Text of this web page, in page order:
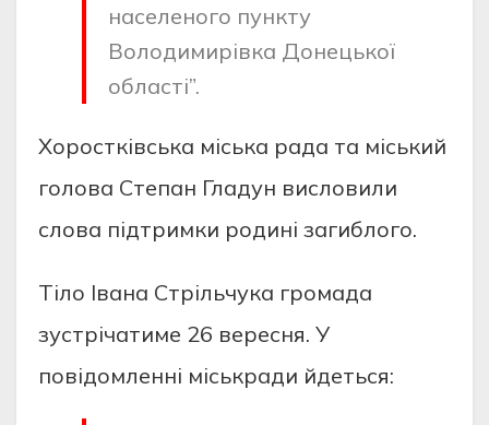
населеного пункту
Володимирівка Донецької
області”.
Хоростківська міська рада та міський
голова Степан Гладун висловили
слова підтримки родині загиблого.
Тіло Івана Стрільчука громада
зустрічатиме 26 вересня. У
повідомленні міськради йдеться: